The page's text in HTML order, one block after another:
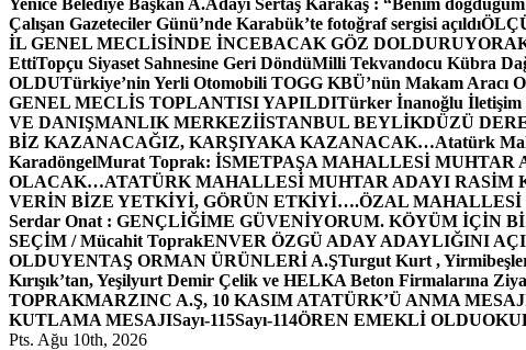
Yenice Belediye Başkan A.Adayı Sertaş Karakaş : “Benim
Çalışan Gazeteciler Günü’nde Karabük’te fotoğraf sergisi açıldı
İL GENEL MECLİSİNDE İNCEBACAK GÖZ DOLDURUYOR
EttiTopçu Siyaset Sahnesine Geri DöndüMilli Tekvandocu Kübra
OLDUTürkiye’nin Yerli Otomobili TOGG KBÜ’nün Makam Aracı
GENEL MECLİS TOPLANTISI YAPILDITürker İnanoğlu İletişim
VE DANIŞMANLIK MERKEZİİSTANBUL BEYLİKDÜZÜ
BİZ KAZANACAĞIZ, KARŞIYAKA KAZANACAK…Atatürk
KaradöngelMurat Toprak: İSMETPAŞA MAHALLESİ MUHTAR
OLACAK…ATATÜRK MAHALLESİ MUHTAR ADAYI RASİM
VERİN BİZE YETKİYİ, GÖRÜN ETKİYİ….ÖZAL MAHALLESİ
Serdar Onat : GENÇLİĞİME GÜVENİYORUM. KÖYÜM İÇİN
SEÇİM / Mücahit ToprakENVER ÖZGÜ ADAY ADAYLIĞINI
OLDUYENTAŞ ORMAN ÜRÜNLERİ A.ŞTurgut Kurt ,
Kırışık’tan, Yeşilyurt Demir Çelik ve HELKA Beton Firmalarına
TOPRAKMARZINC A.Ş, 10 KASIM ATATÜRK’Ü ANMA
KUTLAMA MESAJISayı-115Sayı-114ÖREN EMEKLİ OLDU
Pts. Ağu 10th, 2026